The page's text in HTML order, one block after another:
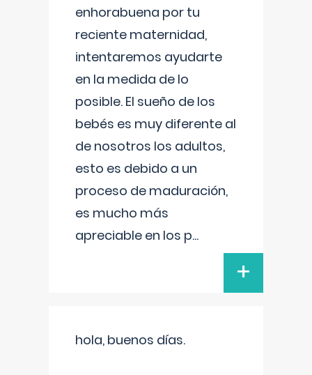
enhorabuena por tu
reciente maternidad,
intentaremos ayudarte
en la medida de lo
posible. El sueño de los
bebés es muy diferente al
de nosotros los adultos,
esto es debido a un
proceso de maduración,
es mucho más
apreciable en los p...
+
hola, buenos días.